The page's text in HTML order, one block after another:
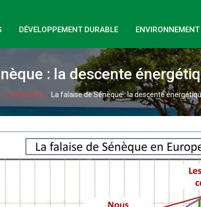
DÉVELOPPEMENT DURABLE ENVIRONNEMENT
: la descente
Contribution - La falaise de Sénèque : la descente